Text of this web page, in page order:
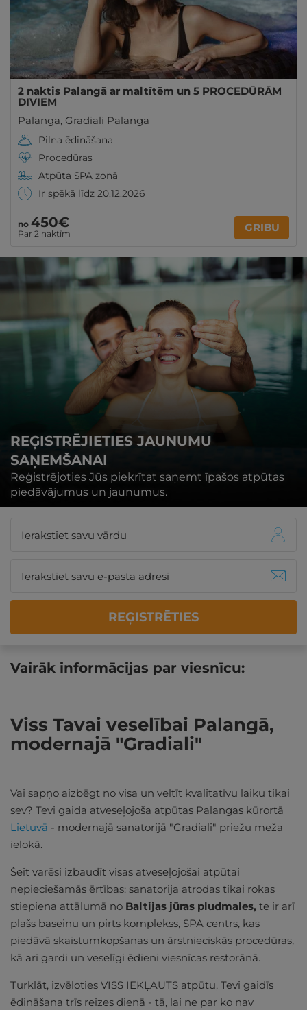
2 naktis Palangā ar maltītēm un 5 PROCEDŪRĀM
DIVIEM
Palanga, Gradiali Palanga
Pilna ēdināšana
Procedūras
Atpūta SPA zonā
Ir spēkā līdz 20.12.2026
no 450€
Par 2 naktīm GRIBU
REĢISTRĒJIETIES JAUNUMU
SAŅEMŠANAI
Reģistrējoties Jūs piekrītat saņemt īpašos atpūtas
piedāvājumus un jaunumus.
REĢISTRĒTIES
Vairāk informācijas par viesnīcu:
Viss Tavai veselībai Palangā,
modernajā "Gradiali"
Vai sapņo aizbēgt no visa un veltīt kvalitatīvu laiku tikai
sev? Tevi gaida atveseļojoša atpūtas Palangas kūrortā
Lietuvā - modernajā sanatorijā "Gradiali" priežu meža
ielokā.
Šeit varēsi izbaudīt visas atveseļojošai atpūtai
nepieciešamās ērtības: sanatorija atrodas tikai rokas
stiepiena attālumā no Baltijas jūras pludmales, te ir arī
plašs baseinu un pirts komplekss, SPA centrs, kas
piedāvā skaistumkopšanas un ārstnieciskās procedūras,
kā arī gardi un veselīgi ēdieni viesnīcas restorānā.
Turklāt, izvēloties VISS IEKĻAUTS atpūtu, Tevi gaidīs
ēdināšana trīs reizes dienā - tā, lai ne par ko nav